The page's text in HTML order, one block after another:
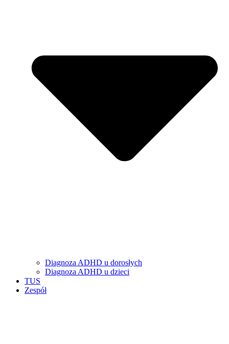
Diagnoza ADHD u dorosłych
Diagnoza ADHD u dzieci
TUS
Zespół